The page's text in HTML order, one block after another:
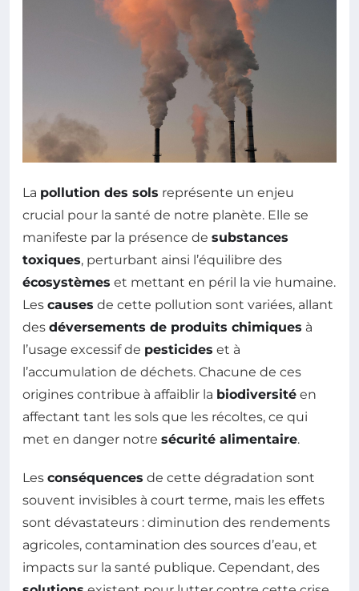
La pollution des sols représente un enjeu
crucial pour la santé de notre planète. Elle se
manifeste par la présence de substances
toxiques, perturbant ainsi l’équilibre des
écosystèmes et mettant en péril la vie humaine.
Les causes de cette pollution sont variées, allant
des déversements de produits chimiques à
l’usage excessif de pesticides et à
l’accumulation de déchets. Chacune de ces
origines contribue à affaiblir la biodiversité en
affectant tant les sols que les récoltes, ce qui
met en danger notre sécurité alimentaire.
Les conséquences de cette dégradation sont
souvent invisibles à court terme, mais les effets
sont dévastateurs : diminution des rendements
agricoles, contamination des sources d’eau, et
impacts sur la santé publique. Cependant, des